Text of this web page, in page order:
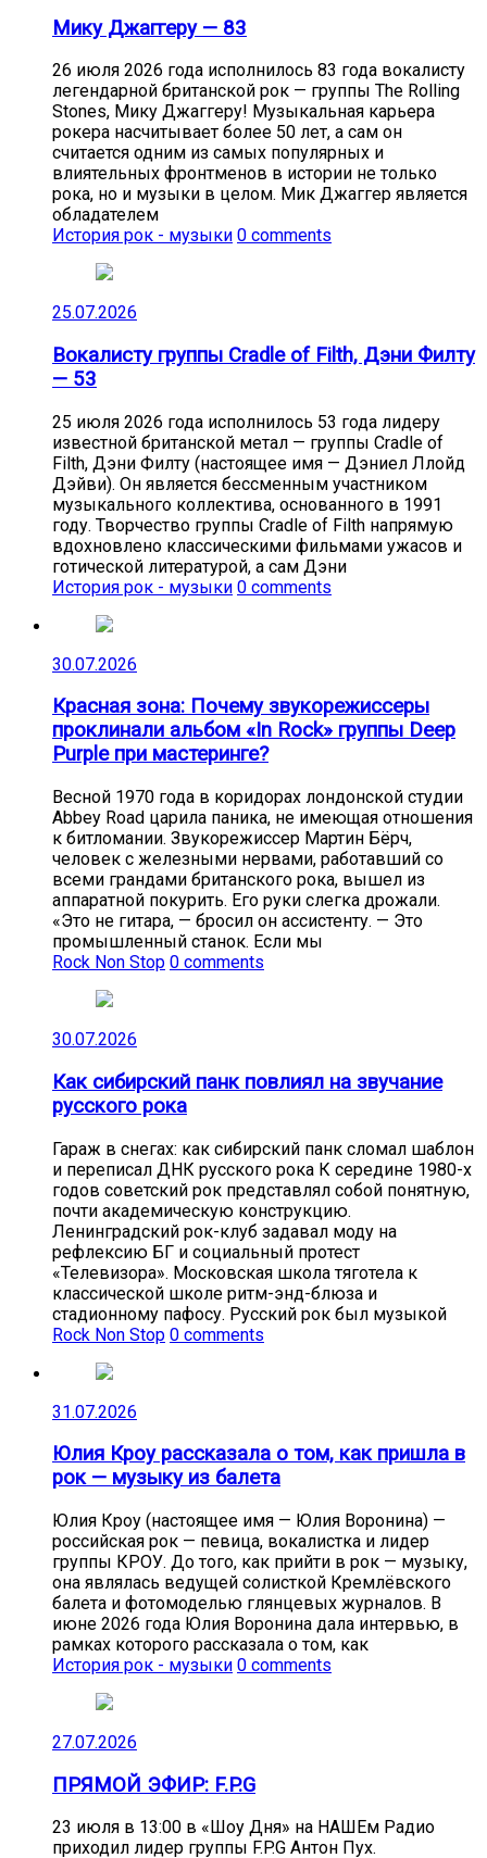
Мику Джаггеру — 83
26 июля 2026 года исполнилось 83 года вокалисту
легендарной британской рок — группы The Rolling
Stones, Мику Джаггеру! Музыкальная карьера
рокера насчитывает более 50 лет, а сам он
считается одним из самых популярных и
влиятельных фронтменов в истории не только
рока, но и музыки в целом. Мик Джаггер является
обладателем
История рок - музыки 0 comments
25.07.2026
Вокалисту группы Cradle of Filth, Дэни Филту
— 53
25 июля 2026 года исполнилось 53 года лидеру
известной британской метал — группы Cradle of
Filth, Дэни Филту (настоящее имя — Дэниел Ллойд
Дэйви). Он является бессменным участником
музыкального коллектива, основанного в 1991
году. Творчество группы Cradle of Filth напрямую
вдохновлено классическими фильмами ужасов и
готической литературой, а сам Дэни
История рок - музыки 0 comments
30.07.2026
Красная зона: Почему звукорежиссеры
проклинали альбом «In Rock» группы Deep
Purple при мастеринге?
Весной 1970 года в коридорах лондонской студии
Abbey Road царила паника, не имеющая отношения
к битломании. Звукорежиссер Мартин Бёрч,
человек с железными нервами, работавший со
всеми грандами британского рока, вышел из
аппаратной покурить. Его руки слегка дрожали.
«Это не гитара, — бросил он ассистенту. — Это
промышленный станок. Если мы
Rock Non Stop 0 comments
30.07.2026
Как сибирский панк повлиял на звучание
русского рока
Гараж в снегах: как сибирский панк сломал шаблон
и переписал ДНК русского рока К середине 1980-х
годов советский рок представлял собой понятную,
почти академическую конструкцию.
Ленинградский рок-клуб задавал моду на
рефлексию БГ и социальный протест
«Телевизора». Московская школа тяготела к
классической школе ритм-энд-блюза и
стадионному пафосу. Русский рок был музыкой
Rock Non Stop 0 comments
31.07.2026
Юлия Кроу рассказала о том, как пришла в
рок — музыку из балета
Юлия Кроу (настоящее имя — Юлия Воронина) —
российская рок — певица, вокалистка и лидер
группы КРОУ. До того, как прийти в рок — музыку,
она являлась ведущей солисткой Кремлёвского
балета и фотомоделью глянцевых журналов. В
июне 2026 года Юлия Воронина дала интервью, в
рамках которого рассказала о том, как
История рок - музыки 0 comments
27.07.2026
ПРЯМОЙ ЭФИР: F.P.G
23 июля в 13:00 в «Шоу Дня» на НАШЕм Радио
приходил лидер группы F.P.G Антон Пух.